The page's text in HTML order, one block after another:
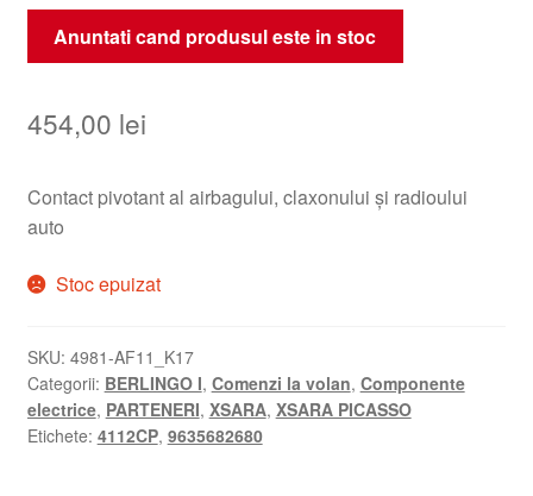
Anuntati cand produsul este in stoc
454,00 lei
Contact pivotant al airbagului, claxonului și radioului
auto
Stoc epuizat
SKU: 4981-AF11_K17
Categorii: BERLINGO I, Comenzi la volan, Componente
electrice, PARTENERI, XSARA, XSARA PICASSO
Etichete: 4112CP, 9635682680